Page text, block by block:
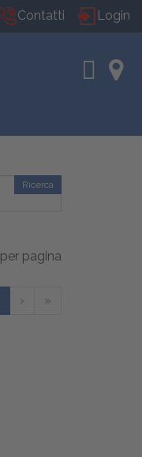
Contatti Login
Ricerca
per pagina
› »